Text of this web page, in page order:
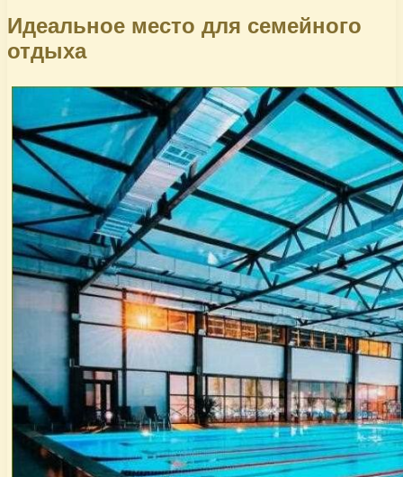
Идеальное место для семейного
отдыха